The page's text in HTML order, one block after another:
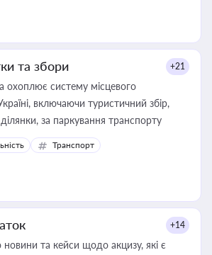
та збори +21
охоплює систему місцевого
включаючи туристичний збір,
плату за земельні ділянки, за паркування транспорту
Транспорт
+14
новини та кейси щодо акцизу, які є